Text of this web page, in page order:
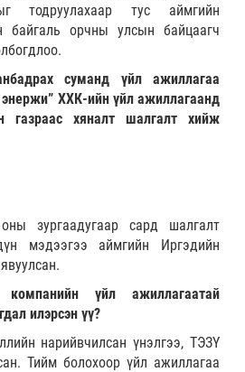
тодруулахаар тус аймгийн
байгаль орчны улсын байцаагч
суманд үйл ажиллагаа
ХХК-ийн үйл ажил­лагаанд
газраас хяналт шалгалт хийж
зургаадугаар сард шалгалт
мэдээ­гээ аймгийн Иргэдийн
компанийн үйл ажиллагаатай
илэрсэн үү?
нарийвчилсан үнэл­гээ, ТЭЗҮ
Тийм болохоор үйл ажиллагаа